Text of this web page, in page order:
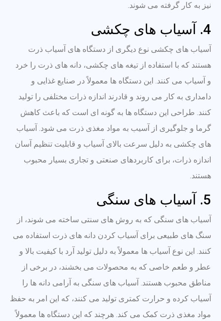
نیز به کار گرفته می شوند.
4. آسیاب های چکشی
آسیاب های چکشی نوع دیگری از دستگاه های آسیاب ذرت
هستند که با استفاده از تیغه های چکشی، دانه های ذرت را خرد
و آسیاب می کنند. این دستگاه ها معمولاً در صنایع غذایی و
دامداری به کار می روند و قادرند اندازه ذرات مختلفی را تولید
کنند. طراحی این دستگاه ها به گونه ای است که باعث کاهش
گرما و جلوگیری از آسیب به مواد مغذی ذرت می شود. آسیاب
های چکشی به دلیل سرعت بالای آسیاب و قابلیت تنظیم آسان
اندازه ذرات، برای کاربردهای صنعتی و تجاری بسیار محبوب
هستند.
5. آسیاب های سنگی
آسیاب های سنگی که به روش های سنتی ساخته می شوند، از
سنگ های طبیعی برای آسیاب کردن دانه های ذرت استفاده می
کنند. این نوع آسیاب ها معمولاً به دلیل تولید آرد با کیفیت بالا و
عطر و طعم خاصی که به محصولات می بخشند، در برخی از
مناطق محبوب هستند. آسیاب های سنگی به آرامی دانه ها را
آسیاب کرده و حرارت کمتری تولید می کنند، که این امر به حفظ
مواد مغذی ذرت کمک می کند. هرچند که این دستگاه ها معمولاً